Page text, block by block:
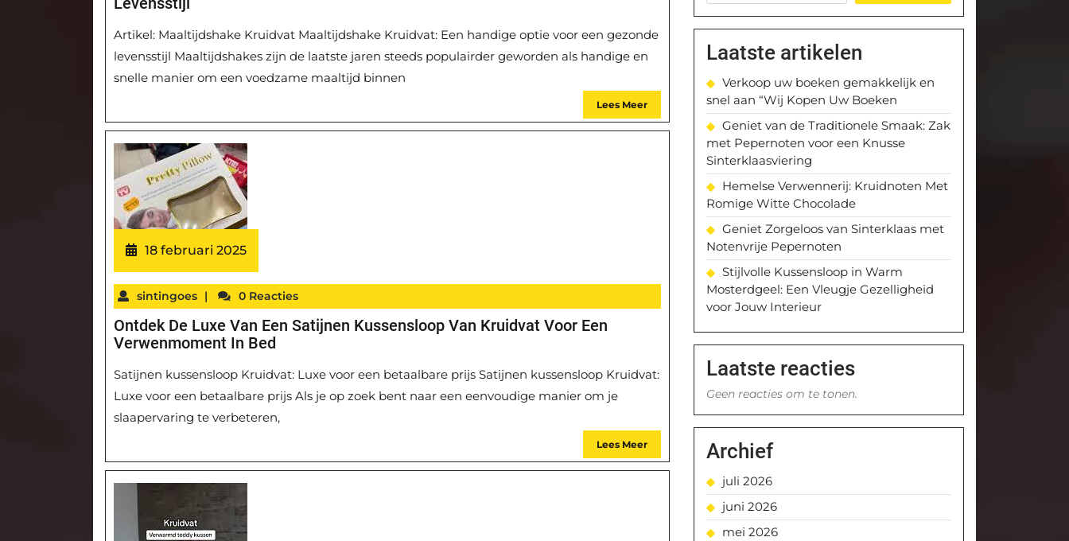
Artikel: Maaltijdshake Kruidvat Maaltijdshake Kruidvat: Een handige optie voor een gezonde
levensstijl Maaltijdshakes zijn de laatste jaren steeds populairder geworden als handige en
snelle manier om een voedzame maaltijd binnen
Lees Meer
18 februari 2025
sintingoes | 0 Reacties
Ontdek De Luxe Van Een Satijnen Kussensloop Van Kruidvat Voor Een
Verwenmoment In Bed
Satijnen kussensloop Kruidvat: Luxe voor een betaalbare prijs Satijnen kussensloop Kruidvat:
Luxe voor een betaalbare prijs Als je op zoek bent naar een eenvoudige manier om je
slaapervaring te verbeteren,
Lees Meer
Laatste artikelen
Verkoop uw boeken gemakkelijk en
snel aan “Wij Kopen Uw Boeken
Geniet van de Traditionele Smaak: Zak
met Pepernoten voor een Knusse
Sinterklaasviering
Hemelse Verwennerij: Kruidnoten Met
Romige Witte Chocolade
Geniet Zorgeloos van Sinterklaas met
Notenvrije Pepernoten
Stijlvolle Kussensloop in Warm
Mosterdgeel: Een Vleugje Gezelligheid
voor Jouw Interieur
Laatste reacties
Geen reacties om te tonen.
Archief
juli 2026
juni 2026
mei 2026